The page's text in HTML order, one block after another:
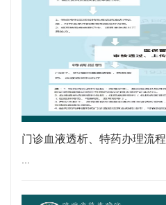
门诊血液透析、特药办理流程
...